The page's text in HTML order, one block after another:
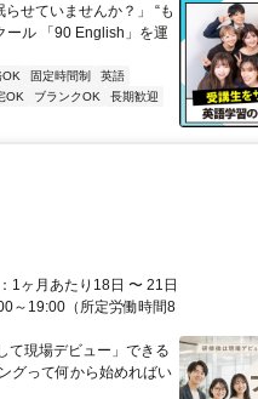
せていませんか？」 “も
ール 「90 English」を運
OK 固定時間制
英語
OK ブランクOK
長期歓迎
1ヶ月あたり18日 〜 21日
～19:00（所定労働時間8
て現場デビュー」できる
グって何から始めればい